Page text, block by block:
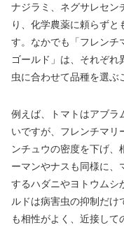
ナジラミ、ネグサレセン
り、化学農薬に頼らず
す。なかでも「フレンチ
ゴールド」は、それぞ
虫に合わせて品種を選ぶ
例えば、トマトはアブラ
いですが、フレンチマリ
ンチュウの密度を下げ
ーマンやナスも同様に、
するハダニやヨトウムシ
ルドは病害虫の抑制だ
も相性がよく、近接して